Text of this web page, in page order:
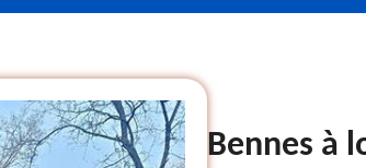
Bennes à